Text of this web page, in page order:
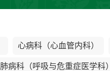
心病科（心血管内科）
肺病科（呼吸与危重症医学科）